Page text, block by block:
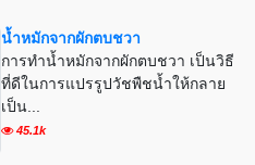
น้ำหมักจากผักตบชวา
การทำน้ำหมักจากผักตบชวา เป็นวิธี
ที่ดีในการแปรรูปวัชพืชน้ำให้กลาย
เป็น...
45.1k